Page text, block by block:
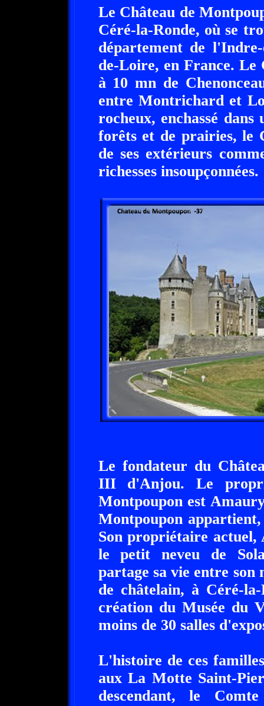
Le Château de
Céré-la-Ronde, où se
département de
de-Loire, en France. Le
à 10 mn de
entre Montrichard et
rocheux, enchassé
forêts et de prairies, le
de ses extérieurs
richesses insoupçonnées.
Le fondateur du
III d'Anjou. Le
Montpoupon est
Montpoupon
Son propriétaire
le petit neveu de
partage sa vie entre
de châtelain, à Céré-
création du Musée du
moins de 30 salles
L'histoire de ces
aux La Motte Saint-
descendant, le